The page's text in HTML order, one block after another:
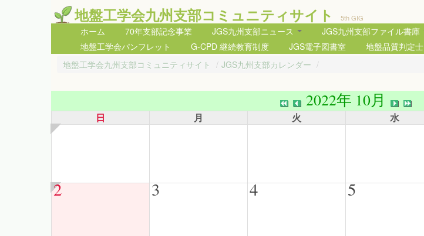
地盤工学会九州支部コミュニティサイト 5th GIG
ホーム 70年支部記念事業 JGS九州支部ニュース JGS九州支部ファイル書庫
地盤工学会パンフレット
G-CPD 継続教育制度 JGS電子図書室 地盤品質判定士
地盤工学会九州支部コミュニティサイト / JGS九州支部カレンダー /
2022年 10月
日 月 火 水
2 3 4 5